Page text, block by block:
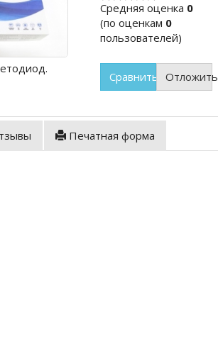
Cредняя оценка 0
(по оценкам 0
пользователей)
Сравнить Отложить
Печатная форма